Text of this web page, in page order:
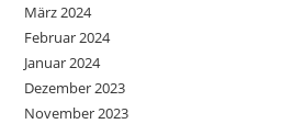
März 2024
Februar 2024
Januar 2024
Dezember 2023
November 2023